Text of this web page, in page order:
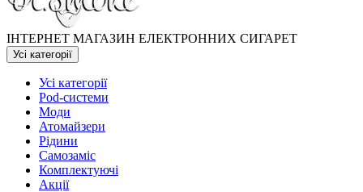
ІНТЕРНЕТ МАГАЗИН ЕЛЕКТРОННИХ СИГАРЕТ
Усі категорії
Усі категорії
Pod-системи
Моди
Атомайзери
Рідини
Самозаміс
Комплектуючі
Акції